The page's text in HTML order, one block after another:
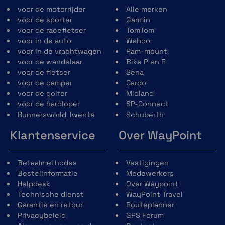
Endurance score
Aan de hand van je VO2 max,
trainingsbelasting en andere factoren kun
je met deze functie je vermogen meten om
Visuele raceprognose
Ontvang een schatting van je tempo voor 5
voor de motorrijder
voor de sporter
voor de racefietser
voor in de auto
voor in de vrachtwagen
voor de wandelaar
voor de fietser
voor de camper
voor de golfer
voor de hardloper
Runnersworld Twente
Alle merken
Garmin
TomTom
Wahoo
Ram-mount
Bike P en R
Sena
Cardo
Midland
SP-Connect
Schuberth
Klantenservice
Betaalmethodes
Bestelinformatie
Helpdesk
Technische dienst
Garantie en retour
Privacybeleid
Over WayPoint
Vestigingen
Medewerkers
Over Waypoint
WayPoint Travel
Routeplanner
GPS Forum